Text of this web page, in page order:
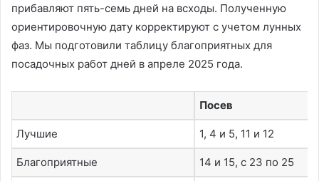
прибавляют пять-семь дней на всходы. Полученную
ориентировочную дату корректируют с учетом лунных
фаз. Мы подготовили таблицу благоприятных для
посадочных работ дней в апреле 2025 года.
Посев
Лучшие 1, 4 и 5, 11 и 12
Благоприятные 14 и 15, с 23 по 25